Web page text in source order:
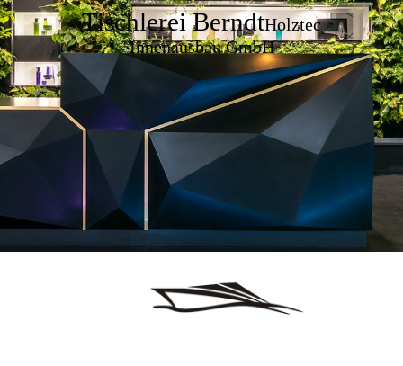
Tischlerei BerndtHolztec
Innenausbau GmbH